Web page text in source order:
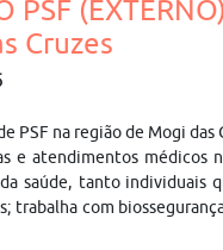
Cruzes
PSF na região de Mogi das
e atendimentos
saúde, tanto individuais
trabalha com